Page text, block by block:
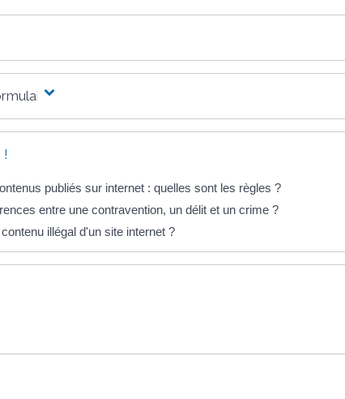
!
publiés sur internet : quelles sont les règles ?
entre une contravention, un délit et un crime ?
illégal d'un site internet ?